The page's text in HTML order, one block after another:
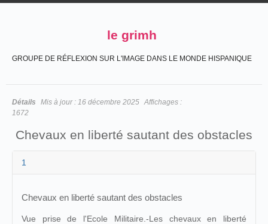
le grimh
GROUPE DE RÉFLEXION SUR L'IMAGE DANS LE MONDE HISPANIQUE
Détails Mis à jour : 16 décembre 2025 Affichages :
1672
Chevaux en liberté sautant des obstacles
1
Chevaux en liberté sautant des obstacles
Vue prise de l'Ecole Militaire.-Les chevaux en liberté